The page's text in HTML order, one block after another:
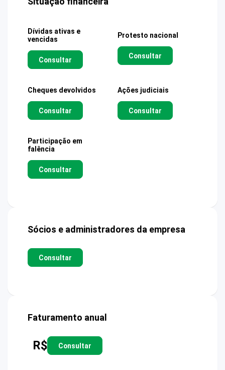
Dívidas ativas e
vencidas
Consultar
Protesto nacional
Consultar
Cheques devolvidos
Consultar
Ações judiciais
Consultar
Participação em
falência
Consultar
Sócios e administradores da empresa
Consultar
Faturamento anual
R$ Consultar